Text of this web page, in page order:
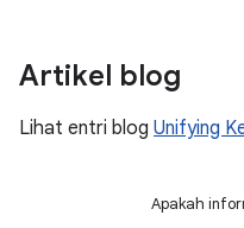
Artikel blog
Lihat entri blog Unifying
Apakah